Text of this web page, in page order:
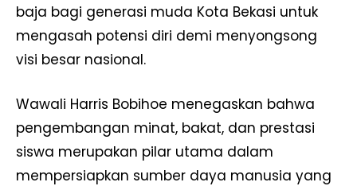
baja bagi generasi muda Kota Bekasi untuk
mengasah potensi diri demi menyongsong
visi besar nasional.
Wawali Harris Bobihoe menegaskan bahwa
pengembangan minat, bakat, dan prestasi
siswa merupakan pilar utama dalam
mempersiapkan sumber daya manusia yang